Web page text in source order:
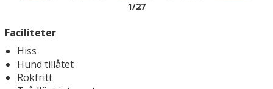
1/27
Faciliteter
Hiss
Hund tillåtet
Rökfritt